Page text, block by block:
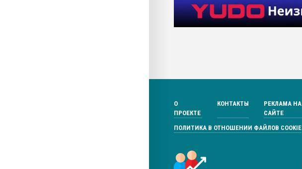
О
ПРОЕКТЕ
КОНТАКТЫ
РЕКЛАМА НА
САЙТЕ
ПОЛИТИКА В ОТНОШЕНИИ ФАЙЛОВ COOKIE